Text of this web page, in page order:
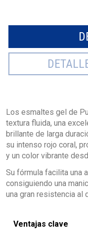
Los esmaltes gel de
textura fluida, una
brillante de larga
su intenso rojo coral,
y un color vibrante
Su fórmula facilita una
consiguiendo una
una gran resistencia al
Ventajas clave